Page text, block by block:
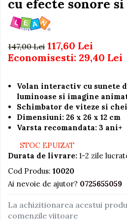
Jucarii de baie
Seturi de frumusete
Caluti balansoar
Interactive, educative si
Figurine
Ateliere si unelte
Blocuri de constructie
Covorase de dans
Creative
De plus
Electrocasnice si bucatarii
Fotolii gonflabile
Jocuri de indemanare
Ingrijire cosmetica mamici
Perioada Alaptarii
Pompe de san
cu efecte sonore
147,00 Lei 117,60 Lei
Economisesti: 29,40 Lei
Volan interactiv cu sunete
luminoase si imagine
Schimbator de viteze si
Dimensiuni: 26 x 26 x 12 cm
Varsta recomandata: 3 ani+
STOC EPUIZAT
Durata de livrare: 1-2 zile
Cod Produs: 10020
Ai nevoie de ajutor? 0725655059
La achizitionarea acestui
comenzile viitoare